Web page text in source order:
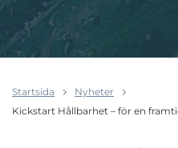
Startsida
Nyheter
Kickstart Hållbarhet – för en